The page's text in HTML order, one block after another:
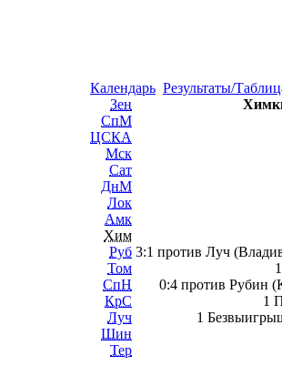
Календарь Результаты/
Зен
СпМ
ЦСКА
Мск
Сат
ДнМ
Лок
Амк
Хим
Руб
Том
СпН
КрС
Луч
Шин
Тер
3:1 против Луч
0:4 против Рубин
1
1